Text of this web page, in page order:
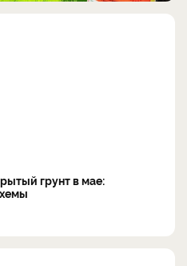
грунт в мае: